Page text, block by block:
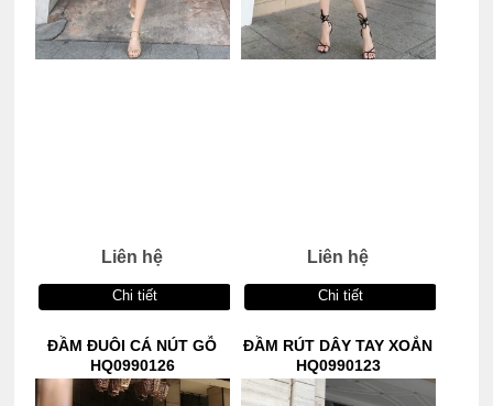
Liên hệ
Chi tiết
Liên hệ
Chi tiết
ĐẦM ĐUÔI CÁ NÚT GỖ
HQ0990126
ĐẦM RÚT DÂY TAY XOẮN
HQ0990123